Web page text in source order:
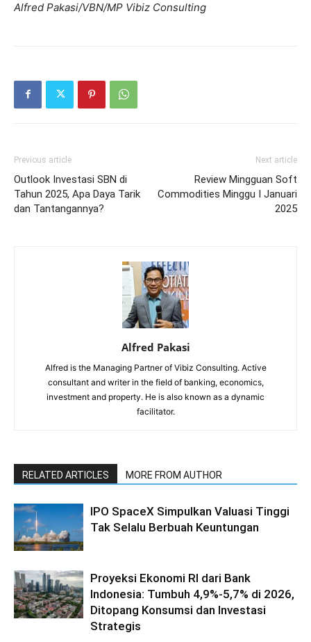
Alfred Pakasi/VBN/MP Vibiz Consulting
Previous article
Outlook Investasi SBN di
Tahun 2025, Apa Daya Tarik
dan Tantangannya?
Next article
Review Mingguan Soft
Commodities Minggu I Januari
2025
Alfred Pakasi
Alfred is the Managing Partner of Vibiz Consulting. Active
consultant and writer in the field of banking, economics,
investment and property. He is also known as a dynamic
facilitator.
RELATED ARTICLES MORE FROM AUTHOR
IPO SpaceX Simpulkan Valuasi Tinggi
Tak Selalu Berbuah Keuntungan
Proyeksi Ekonomi RI dari Bank
Indonesia: Tumbuh 4,9%-5,7% di 2026,
Ditopang Konsumsi dan Investasi
Strategis